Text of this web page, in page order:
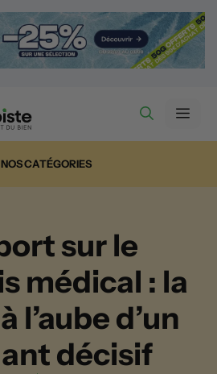
NOS CATÉGORIES
sur le
médical : la
l’aube d’un
décisif